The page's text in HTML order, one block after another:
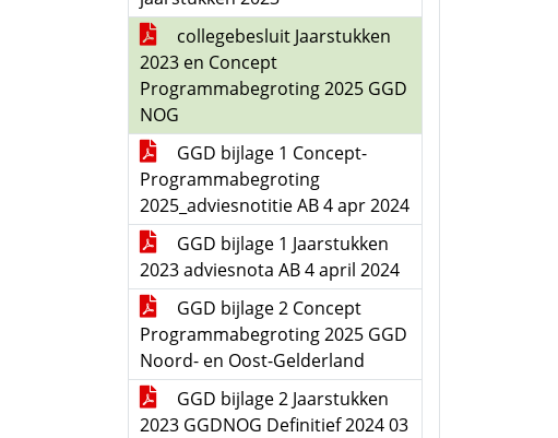
collegebesluit Jaarstukken
2023 en Concept
Programmabegroting 2025 GGD
NOG
GGD bijlage 1 Concept-
Programmabegroting
2025_adviesnotitie AB 4 apr 2024
GGD bijlage 1 Jaarstukken
2023 adviesnota AB 4 april 2024
GGD bijlage 2 Concept
Programmabegroting 2025 GGD
Noord- en Oost-Gelderland
GGD bijlage 2 Jaarstukken
2023 GGDNOG Definitief 2024 03